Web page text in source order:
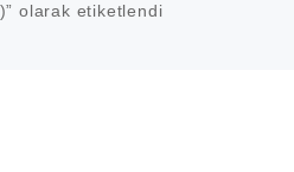
olarak etiketlendi